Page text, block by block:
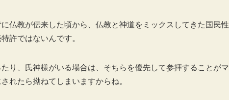
仏教が伝来した頃から、仏教と神道をミックスしてきた国民性
許ではないんです。
り、氏神様がいる場合は、そちらを優先して参拝することがマ
れたら拗ねてしまいますからね。